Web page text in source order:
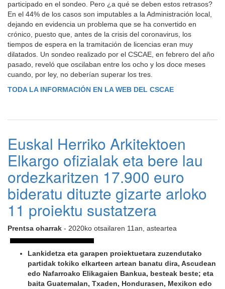
participado en el sondeo. Pero ¿a qué se deben estos retrasos?
En el 44% de los casos son imputables a la Administración local,
dejando en evidencia un problema que se ha convertido en
crónico, puesto que, antes de la crisis del coronavirus, los
tiempos de espera en la tramitación de licencias eran muy
dilatados. Un sondeo realizado por el CSCAE, en febrero del año
pasado, reveló que oscilaban entre los ocho y los doce meses
cuando, por ley, no deberían superar los tres.
TODA LA INFORMACIÓN EN LA WEB DEL CSCAE
Euskal Herriko Arkitektoen
Elkargo ofizialak eta bere lau
ordezkaritzen 17.900 euro
bideratu dituzte gizarte arloko
11 proiektu sustatzera
Prentsa oharrak - 2020ko otsailaren 11an, asteartea
Lankidetza eta garapen proiektuetara zuzendutako
partidak tokiko elkarteen artean banatu dira, Ascudean
edo Nafarroako Elikagaien Bankua, besteak beste; eta
baita Guatemalan, Txaden, Hondurasen, Mexikon edo